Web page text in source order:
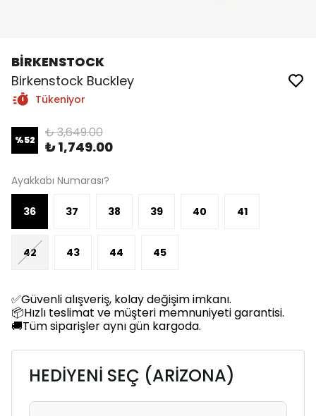
BİRKENSTOCK
Birkenstock Buckley
Tükeniyor
%52 ₺ 3,649.00
₺ 1,749.00
Ayakkabı Numarası?
36 37 38 39 40 41
42 43 44 45
✅Güvenli alışveriş, kolay değişim imkanı.
📦Hızlı teslimat ve müşteri memnuniyeti garantisi.
🚚Tüm siparişler aynı gün kargoda.
HEDİYENİ SEÇ (ARİZONA)